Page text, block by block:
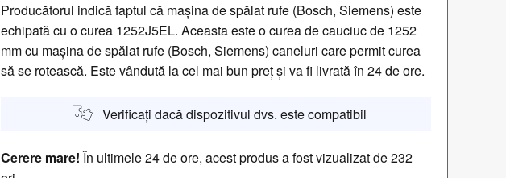
Producătorul indică faptul că mașina de spălat rufe (Bosch, Siemens) este
echipată cu o curea 1252J5EL. Aceasta este o curea de cauciuc de 1252
mm cu mașina de spălat rufe (Bosch, Siemens) caneluri care permit curea
să se rotească. Este vândută la cel mai bun preț și va fi livrată în 24 de ore.
Verificați dacă dispozitivul dvs. este compatibil
Cerere mare! În ultimele 24 de ore, acest produs a fost vizualizat de 232